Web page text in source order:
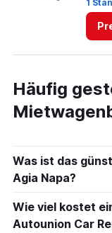
1
Häufig
Was ist das
Agia Napa?
Wie viel kostet
Autounion Car